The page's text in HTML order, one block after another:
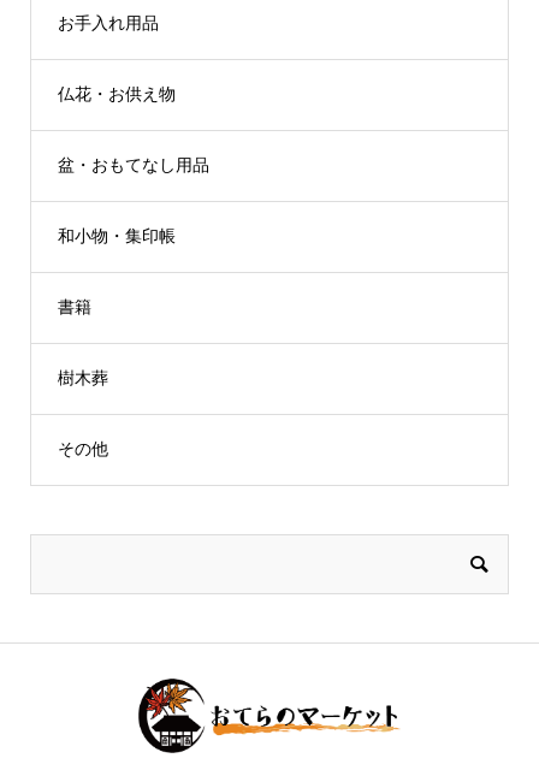
お手入れ用品
仏花・お供え物
盆・おもてなし用品
和小物・集印帳
書籍
樹木葬
その他